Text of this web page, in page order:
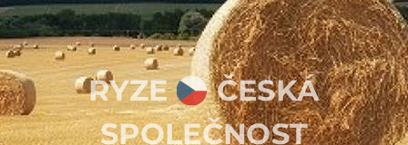
RYZE
ČESKÁ
SPOLEČNOST